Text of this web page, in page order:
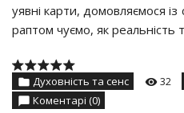
уявні карти, домовляємося
раптом чуємо, як реальність
Духовність та сенс 32
Коментарі (0)